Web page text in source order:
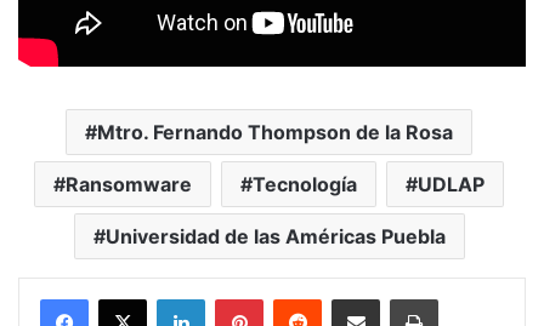
Mtro. Fernando Thompson de la Rosa
Ransomware Tecnología UDLAP
Universidad de las Américas Puebla
LinkedInPinterestReddit Share via Email Print